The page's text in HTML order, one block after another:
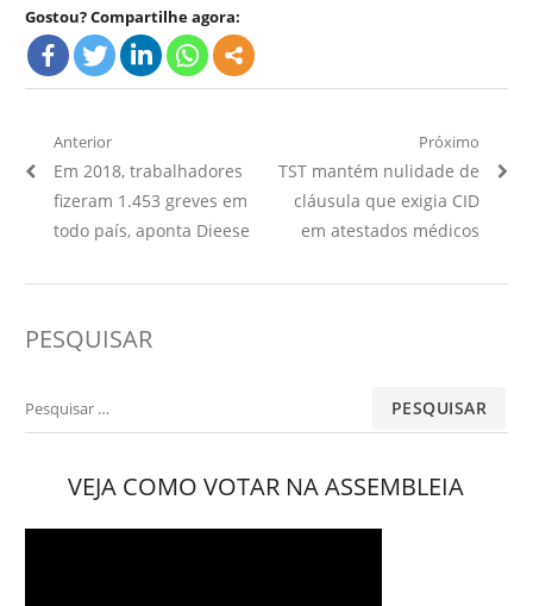
Gostou? Compartilhe agora:
Navegação
de
Post
Anterior
Artigo
Anterior:
Em 2018, trabalhadores
fizeram 1.453 greves em
todo país, aponta Dieese
Próximo
Próximo
Artigo:
TST mantém nulidade de
cláusula que exigia CID
em atestados médicos
PESQUISAR
Pesquisar
VEJA COMO VOTAR NA ASSEMBLEIA